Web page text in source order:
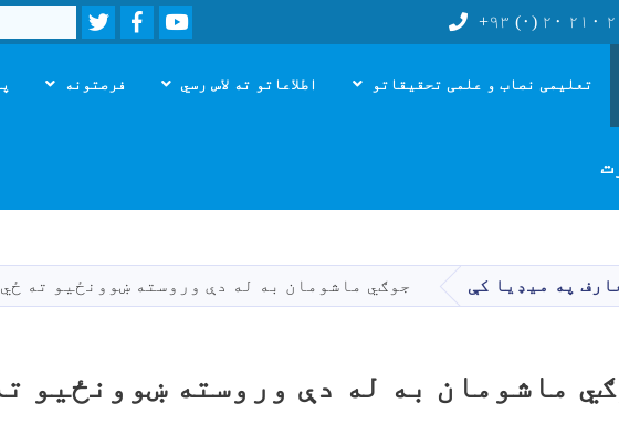
دانګل
(۰) ۲۰ ۲۱۰ ۲۱ ۱۵ Youtube
Facebook
Twitter
Search
تعلیمی نصاب و علمی تحقیقاتو اطلاعاتو ته لاس رسي فرصتونه
په میډیا کې جوګي ماشومان به له دې وروسته ښوونځيو ته ځي
ماشومان به له دې وروسته ښوونځيو